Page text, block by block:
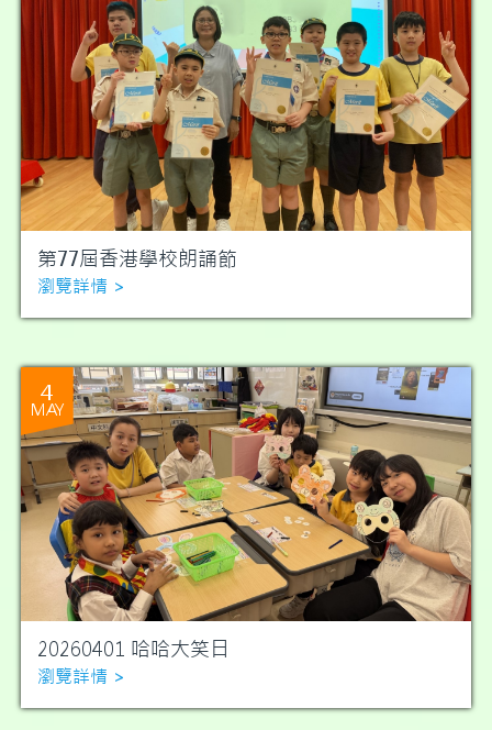
第77屆香港學校朗誦節
瀏覽詳情 >
4
MAY
20260401 哈哈大笑日
瀏覽詳情 >